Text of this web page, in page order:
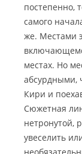
постепенно,
самого
же. Местами
местах. Но
абсурдными,
Кири и
Сюжетная
нетронутой,
увеселить